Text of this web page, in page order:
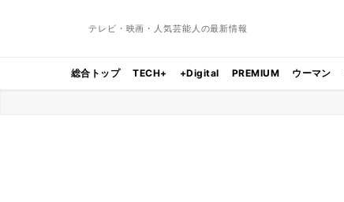
テレビ・映画・人気芸能人の最新情報
総合トップ TECH+ +Digital PREMIUM ウーマン